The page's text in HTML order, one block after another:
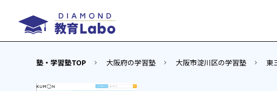
塾・学習塾TOP 大阪府の学習塾 大阪市淀川区の学習塾 東